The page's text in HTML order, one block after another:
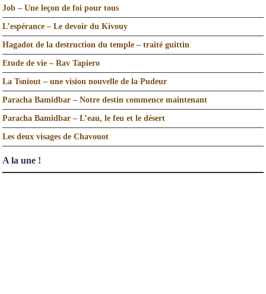
Job – Une leçon de foi pour tous
L’espérance – Le devoir du Kivouy
Hagadot de la destruction du temple – traité guittin
Etude de vie – Rav Tapiero
La Tsniout – une vision nouvelle de la Pudeur
Paracha Bamidbar – Notre destin commence maintenant
Paracha Bamidbar – L’eau, le feu et le désert
Les deux visages de Chavouot
A la une !